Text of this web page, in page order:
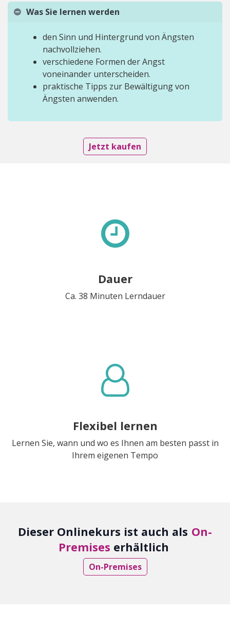
Was Sie lernen werden
den Sinn und Hintergrund von Ängsten
nachvollziehen.
verschiedene Formen der Angst
voneinander unterscheiden.
praktische Tipps zur Bewältigung von
Ängsten anwenden.
Jetzt kaufen
Dauer
Ca. 38 Minuten Lerndauer
Flexibel lernen
Lernen Sie, wann und wo es Ihnen am besten passt in
Ihrem eigenen Tempo
Dieser Onlinekurs ist auch als On-
Premises erhältlich
On-Premises